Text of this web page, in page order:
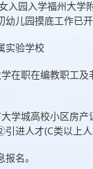
入园入学福州大学
儿园摸底工作已开
实验学校
在职在编教职工
学城高校小区房产
进人才(C类以上
名。